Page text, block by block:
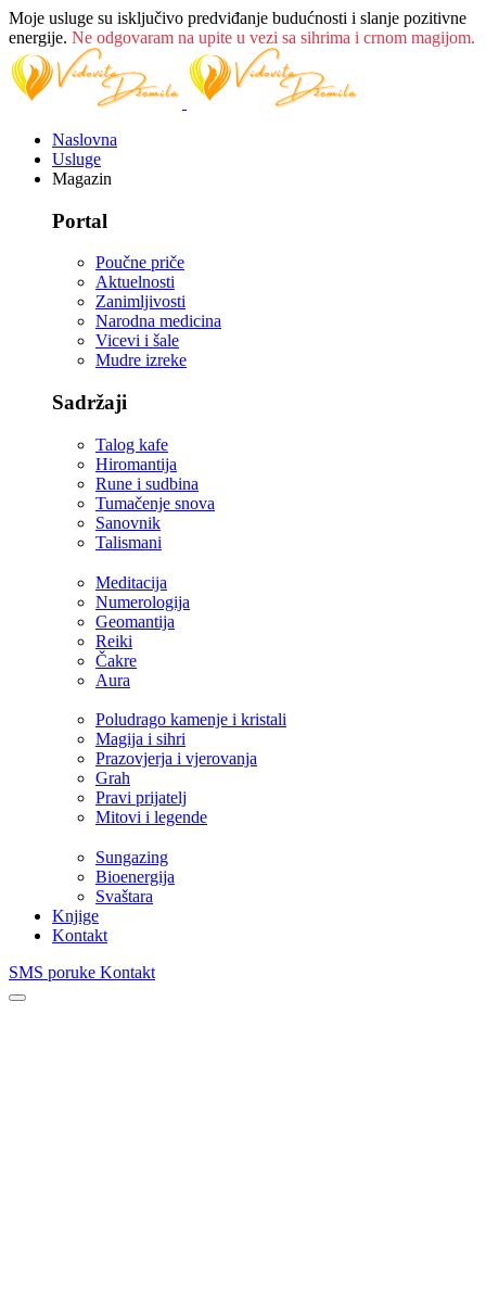
Moje usluge su isključivo predviđanje budućnosti i slanje pozitivne
energije. Ne odgovaram na upite u vezi sa sihrima i crnom magijom.
Naslovna
Usluge
Magazin
Portal
Poučne priče
Aktuelnosti
Zanimljivosti
Narodna medicina
Vicevi i šale
Mudre izreke
Sadržaji
Talog kafe
Hiromantija
Rune i sudbina
Tumačenje snova
Sanovnik
Talismani
Meditacija
Numerologija
Geomantija
Reiki
Čakre
Aura
Poludrago kamenje i kristali
Magija i sihri
Prazovjerja i vjerovanja
Grah
Pravi prijatelj
Mitovi i legende
Sungazing
Bioenergija
Svaštara
Knjige
Kontakt
SMS poruke Kontakt